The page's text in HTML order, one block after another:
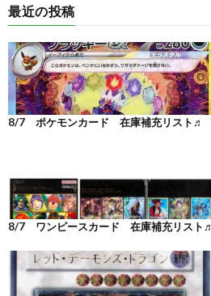
最近の投稿
8/7 ポケモンカード 在庫補充リスト♬
8/7 ワンピースカード 在庫補充リスト♬